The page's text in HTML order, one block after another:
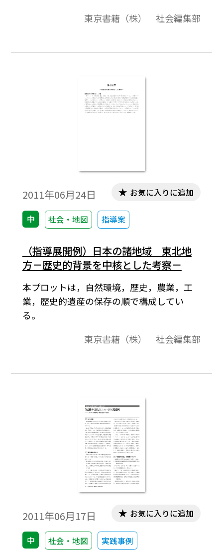
追究する単元構成としている。東京書籍（株） 社会編集部
2011年06月24日
中 社会・地図 指導案
お気に入りに追加
（指導展開例）日本の諸地域 東北地
方－歴史的背景を中核とした考察－
本プロットは，自然環境，歴史，農業，工
業，歴史的遺産の保存の順で構成してい
る。
東京書籍（株） 社会編集部
2011年06月17日
中 社会・地図 実践事例
お気に入りに追加